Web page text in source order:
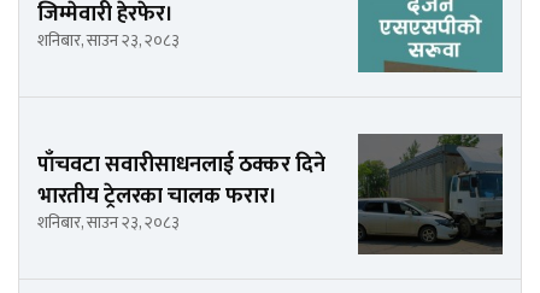
जिम्मेवारी हेरफेर।
शनिबार, साउन २३, २०८३
पाँचवटा सवारीसाधनलाई ठक्कर दिने
भारतीय ट्रेलरका चालक फरार।
शनिबार, साउन २३, २०८३